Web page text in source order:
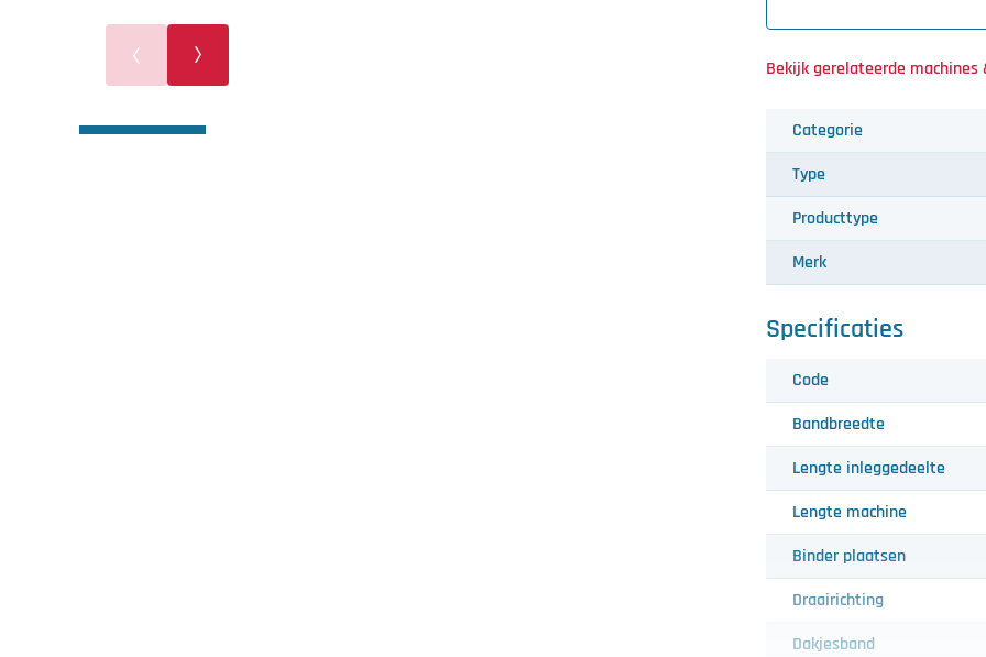
Ventilatoren
Laatst toegevoegd
Bekijk gerelateerde
Categorie
Type
Producttype
Merk
Specificaties
Code
Bandbreedte
Lengte inleggedeelte
Lengte machine
Binder plaatsen
Draairichting
Dakjesband